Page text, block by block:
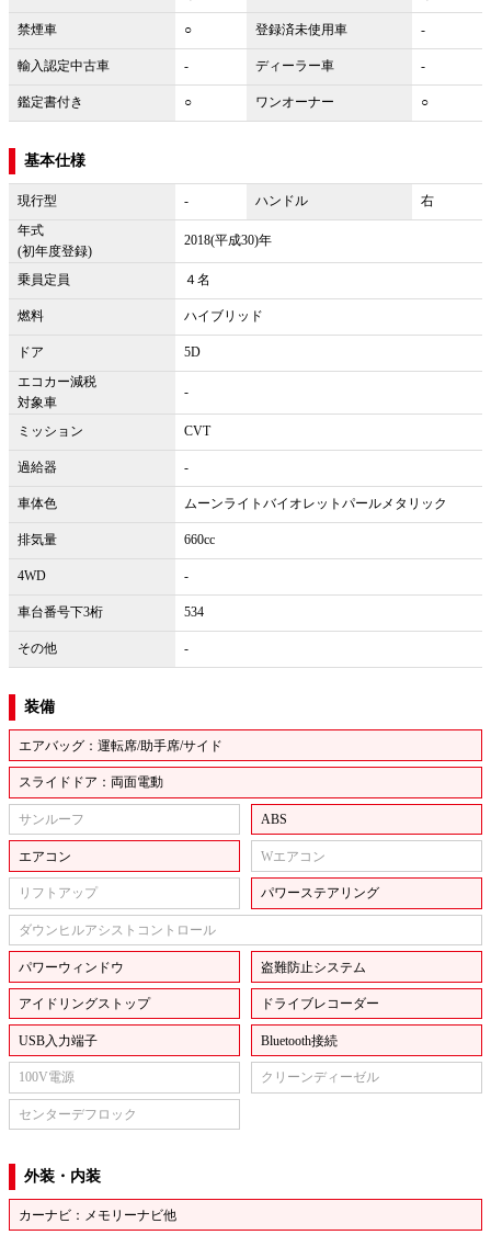
禁煙車 ○ 登録済未使用車 -
輸入認定中古車 - ディーラー車 -
鑑定書付き ○ ワンオーナー ○
基本仕様
現行型 - ハンドル
右
年式
(初年度登録)
2018(平成30)年
乗員定員 ４名
燃料 ハイブリッド
ドア
5D
エコカー減税
対象車
-
ミッション CVT
過給器 -
車体色 ムーンライトバイオレットパールメタリック
排気量 660cc
4WD -
車台番号下3桁 534
その他 -
装備
エアバッグ：運転席/助手席/サイド
スライドドア：両面電動
サンルーフ ABS
エアコン Wエアコン
リフトアップ パワーステアリング
ダウンヒルアシストコントロール
パワーウィンドウ 盗難防止システム
アイドリングストップ ドライブレコーダー
USB入力端子 Bluetooth接続
100V電源 クリーンディーゼル
センターデフロック
外装・内装
カーナビ：メモリーナビ他